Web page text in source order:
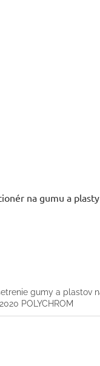
na gumu a
gumy a plastov
POLYCHROM